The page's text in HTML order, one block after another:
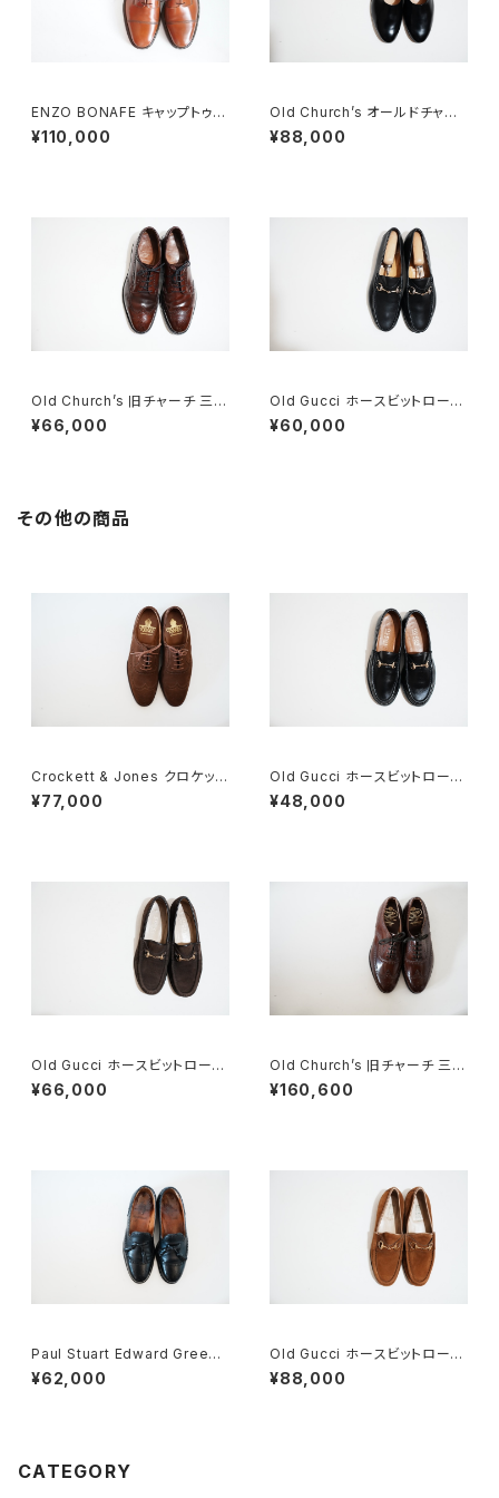
ENZO BONAFE キャップトゥ 4
4 DEADSTOCK
¥110,000
Old Church’s オールドチャー
チ ドクターシューズ 9.5F
¥88,000
Old Church’s 旧チャーチ 三都
市 Grafton グラフトン 100F
¥66,000
Old Gucci ホースビットローフ
ァー 44.5 布タグ
¥60,000
その他の商品
Crockett & Jones クロケット
&ジョーンズ フルブローグ スエ
ード 7E
¥77,000
Old Gucci ホースビットローフ
ァー 34.5C ラバー BK
¥48,000
Old Gucci ホースビットローフ
ァー 35C スエードDB
¥66,000
Old Church’s 旧チャーチ 三都
市 HICKSTEAD 65G DEADS
TOCK
¥160,600
Paul Stuart Edward Green
製 タッセルブローグ 7D
¥62,000
Old Gucci ホースビットローフ
ァー 5.5B DEADSTOCK Bro
wn Suede
¥88,000
CATEGORY